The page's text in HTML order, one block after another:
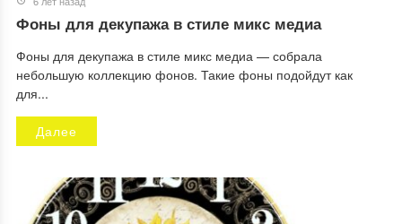
Фоны для декупажа в стиле микс медиа
Фоны для декупажа в стиле микс медиа — собрала
небольшую коллекцию фонов. Такие фоны подойдут как
для...
Далее